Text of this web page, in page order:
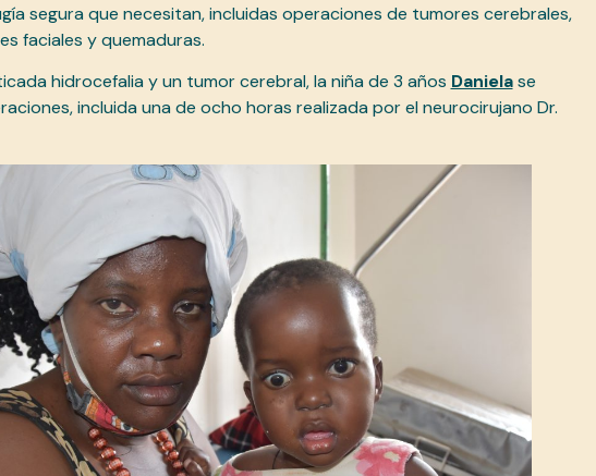
segura que necesitan, incluidas operaciones de tumores cerebrales,
faciales y quemaduras.
hidrocefalia y un tumor cerebral, la niña de 3 años Danielase
incluida una de ocho horas realizada por el neurocirujano Dr.